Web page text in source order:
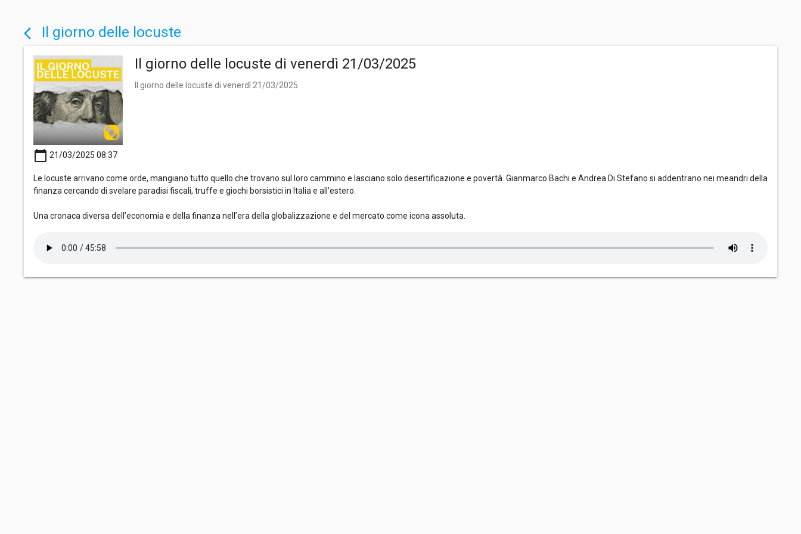
arrow_back_ios Il giorno delle locuste
Il giorno delle locuste di venerdì 21/03/2025
Il giorno delle locuste di venerdì 21/03/2025
calendar_today 21/03/2025 08:37
Le locuste arrivano come orde, mangiano tutto quello che trovano sul loro cammino e lasciano solo desertificazione e povertà. Gianmarco Bachi e Andrea Di Stefano si addentrano nei meandri della
finanza cercando di svelare paradisi fiscali, truffe e giochi borsistici in Italia e all’estero.
Una cronaca diversa dell’economia e della finanza nell’era della globalizzazione e del mercato come icona assoluta.